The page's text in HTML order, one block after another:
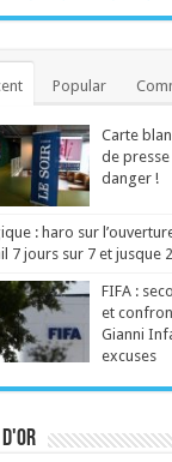
médiatique
d'euros. C'est aussi
critiques en ce
collaborations avec
Spears: William Orbit est
britannique
notamment connu pour
of Light" de Madonna et
à l'âge de 69 ans, ont
...
féeriques au Festival
série d'animation signée
tourne toutefois en
...
Popular
Carte
de
danger !
: haro sur
7 jours sur 7 et jusque
FIFA :
et
Gianni
excuses